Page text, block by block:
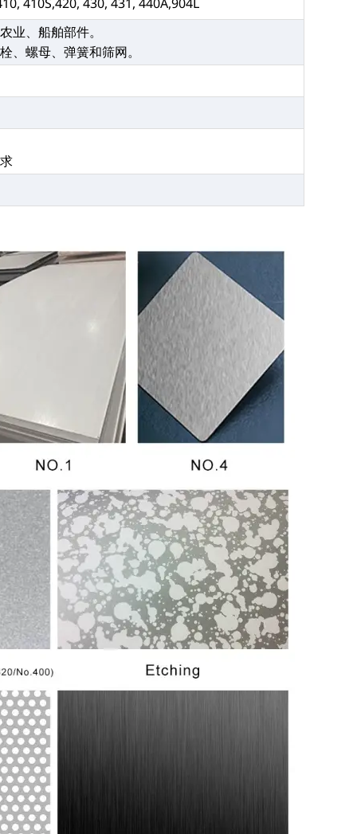
业、船舶部件。
、螺母、弹簧和筛网。